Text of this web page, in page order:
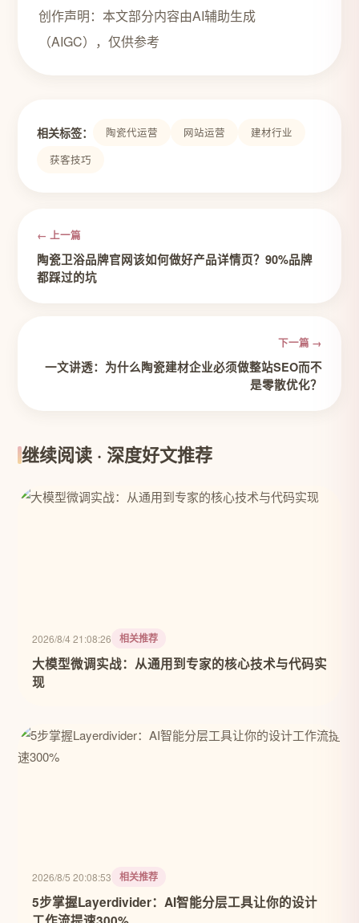
创作声明：本文部分内容由AI辅助生成
（AIGC），仅供参考
相关标签： 陶瓷代运营 网站运营
建材行业
获客技巧
← 上一篇
陶瓷卫浴品牌官网该如何做好产品详情页？90%品牌
都踩过的坑
下一篇 →
一文讲透：为什么陶瓷建材企业必须做整站SEO而不
是零散优化？
继续阅读 · 深度好文推荐
2026/8/4 21:08:26 相关推荐
大模型微调实战：从通用到专家的核心技术与代码实
现
2026/8/5 20:08:53 相关推荐
5步掌握Layerdivider：AI智能分层工具让你的设计